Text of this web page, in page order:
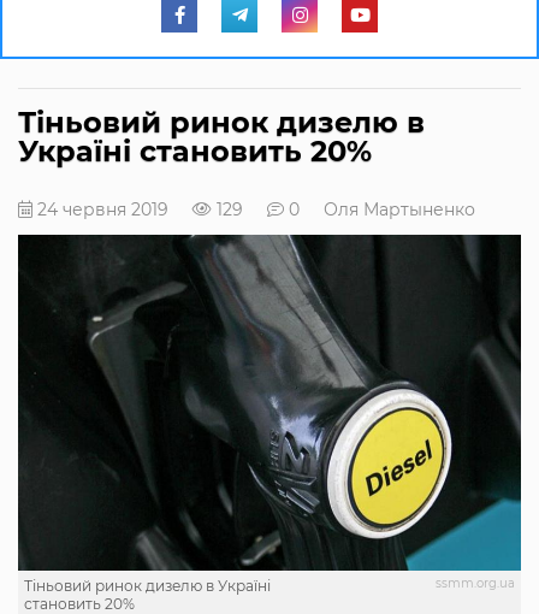
Тіньовий ринок дизелю в
Україні становить 20%
24 червня 2019 129 0 Оля Мартыненко
ssmm.org.ua
Тіньовий ринок дизелю в Україні
становить 20%